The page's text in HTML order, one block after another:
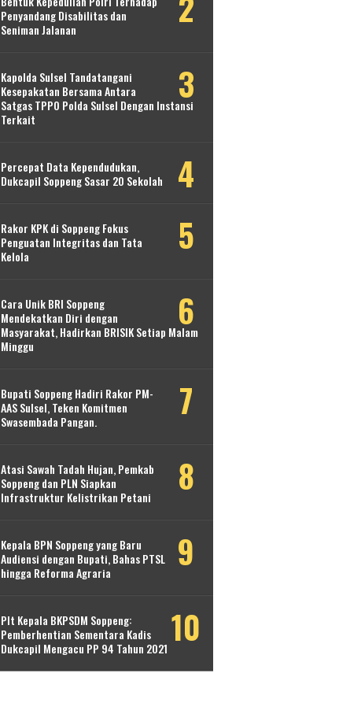
Penyandang Disabilitas dan
Seniman Jalanan
Kapolda Sulsel Tandatangani
Kesepakatan Bersama Antara
Satgas TPPO Polda Sulsel Dengan Instansi
Terkait
Percepat Data Kependudukan,
Dukcapil Soppeng Sasar 20 Sekolah
Rakor KPK di Soppeng Fokus
Penguatan Integritas dan Tata
Kelola
Cara Unik BRI Soppeng
Mendekatkan Diri dengan
Masyarakat, Hadirkan BRISIK Setiap Malam
Minggu
Bupati Soppeng Hadiri Rakor PM-
AAS Sulsel, Teken Komitmen
Swasembada Pangan.
Atasi Sawah Tadah Hujan, Pemkab
Soppeng dan PLN Siapkan
Infrastruktur Kelistrikan Petani
Kepala BPN Soppeng yang Baru
Audiensi dengan Bupati, Bahas PTSL
hingga Reforma Agraria
Plt Kepala BKPSDM Soppeng:
Pemberhentian Sementara Kadis
Dukcapil Mengacu PP 94 Tahun 2021